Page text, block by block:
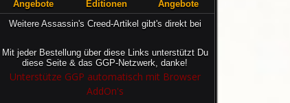
Angebote
Editionen
Angebote
Weitere Assassin's Creed-Artikel gibt's direkt bei
Mit jeder Bestellung über diese Links unterstützt Du
diese Seite & das GGP-Netzwerk, danke!
Unterstütze GGP automatisch mit Browser
AddOn's